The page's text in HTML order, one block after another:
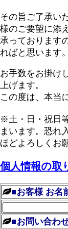
その旨ご了承い
様のご要望に添
承っております
ればと思います。
お手数をお掛け
上げます。
この度は、本当
※土・日・祝日
まいます。恐れ
ほどよろしくお
個人情報の取
■お客様 お名
■お問い合わ